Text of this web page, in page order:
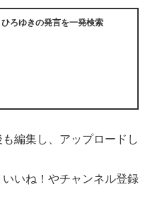
ろゆきの発言を一発検索
編集し、アップロードし
いね！やチャンネル登録